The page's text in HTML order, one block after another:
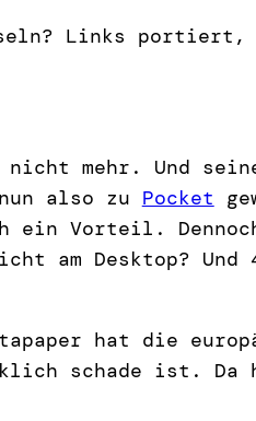
Links portiert,
mehr. Und
also zu Pocket
Vorteil.
am Desktop?
hat die
schade ist. Da